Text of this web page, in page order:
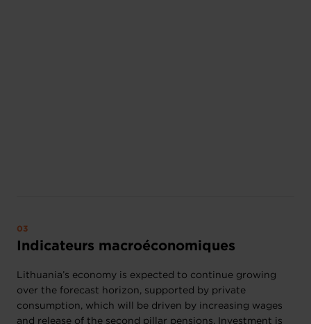
Indicateurs macroéconomiques
Lithuania’s economy is expected to continue growing
over the forecast horizon, supported by private
consumption, which will be driven by increasing wages
and release of the second pillar pensions. Investment is